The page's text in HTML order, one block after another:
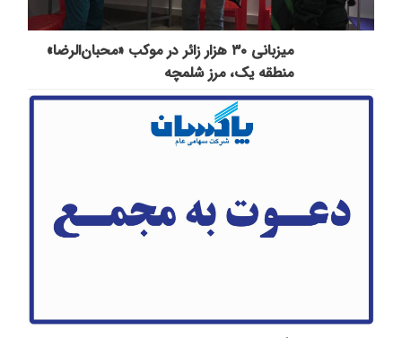
میزبانی ۳۰ هزار زائر در موکب «محبان‌الرضا»
منطقه یک، مرز شلمچه